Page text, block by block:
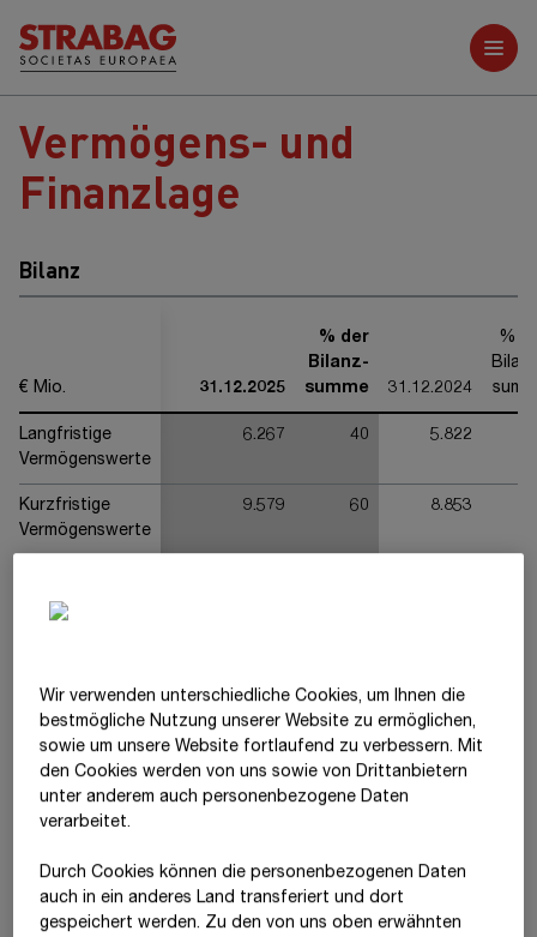
Weitere Berichte
Vermögens- und
Finanzlage
Bilanz
€ Mio. 31.12.2025
% der
Bilanz-
summe
31.12.2024
%
Langfristige
Vermögenswerte
6.267 40 5.822
Kurzfristige
Vermögenswerte
9.579 60 8.853
Langfristige
Kurzfristige
Schulden
7.810 49 7.387
Bilanzsumme 15.846 100 14.675
um8 %auf€ 15.845,94 Mio.an. Auf der Aktivseite der Bilanz
ist die Zunahme unter anderem auf höhere liquide Mittel,
Sachanlagen und Vorräte zurückzuführen. Infolge von
Wir verwenden unterschiedliche Cookies, um Ihnen die
best­mögliche Nutzung unserer Website zu ermöglichen,
sowie um unsere Website fortlaufend zu verbessern. Mit
den Cookies werden von uns sowie von Drittanbietern
unter anderem auch personenbezogene Daten
verarbeitet.
Durch Cookies können die personenbezogenen Daten
auch in ein anderes Land transferiert und dort
gespeichert werden. Zu den von uns oben erwähnten